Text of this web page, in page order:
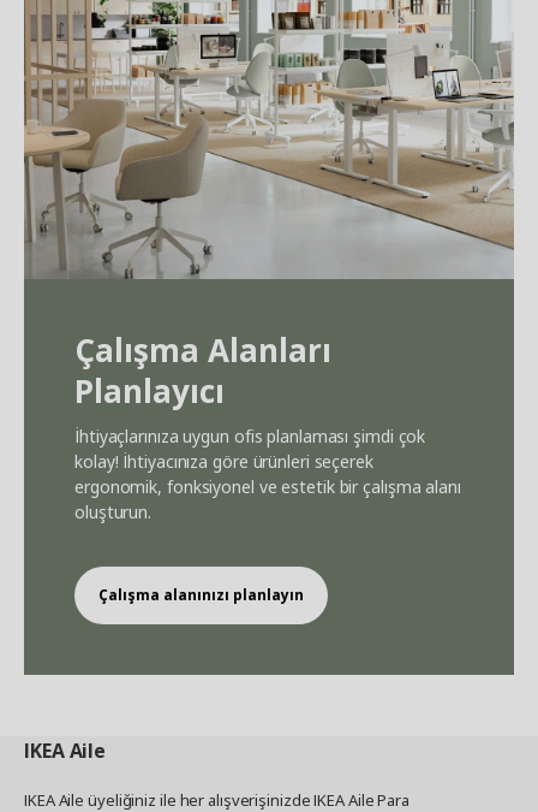
Çalışma Alanları
Planlayıcı
İhtiyaçlarınıza uygun ofis planlaması şimdi çok
kolay! İhtiyacınıza göre ürünleri seçerek
ergonomik, fonksiyonel ve estetik bir çalışma alanı
oluşturun.
Çalışma alanınızı planlayın
IKEAAile
IKEA Aile üyeliğiniz ile her alışverişinizde IKEA Aile Para